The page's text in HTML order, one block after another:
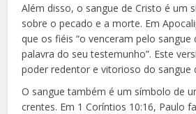
Além disso, o sangue de Cristo é um
sobre o pecado e a morte. Em
que os fiéis “o venceram pelo sangue
palavra do seu testemunho”. Este
poder redentor e vitorioso do sangue
O sangue também é um símbolo de
crentes. Em 1 Coríntios 10:16, Paulo